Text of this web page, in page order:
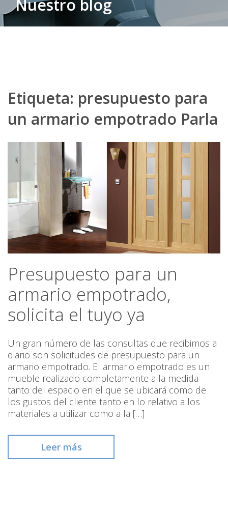
Nuestro blog
Etiqueta: presupuesto para
un armario empotrado Parla
Presupuesto para un
armario empotrado,
solicita el tuyo ya
Un gran número de las consultas que recibimos a
diario son solicitudes de presupuesto para un
armario empotrado. El armario empotrado es un
mueble realizado completamente a la medida
tanto del espacio en el que se ubicará como de
los gustos del cliente tanto en lo relativo a los
materiales a utilizar como a la […]
Leer más